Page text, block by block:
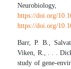
https://doi.org/
https://doi.org/
Barr, P. B.,
Viken, R., . . .
study of gene-